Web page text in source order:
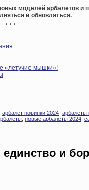
моделей арбалетов и
и обновляться.
* * *
«летучие мышки»!
арбалет новинки 2024 арбалеты
новые арбалеты 2024
и